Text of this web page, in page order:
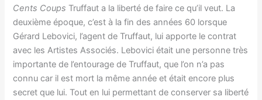
Cents Coups Truffaut a la liberté de faire ce qu’il veut. La
deuxième époque, c’est à la fin des années 60 lorsque
Gérard Lebovici, l’agent de Truffaut, lui apporte le contrat
avec les Artistes Associés. Lebovici était une personne très
importante de l’entourage de Truffaut, que l’on n’a pas
connu car il est mort la même année et était encore plus
secret que lui. Tout en lui permettant de conserver sa liberté